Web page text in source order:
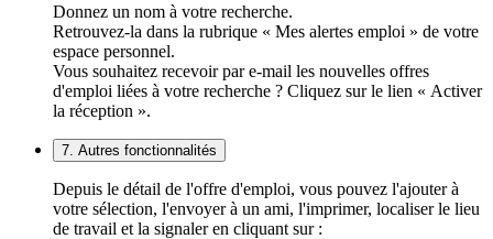
Donnez un nom à votre recherche.
Retrouvez-la dans la rubrique « Mes alertes emploi » de votre
espace personnel.
Vous souhaitez recevoir par e-mail les nouvelles offres
d'emploi liées à votre recherche ? Cliquez sur le lien « Activer
la réception ».
7. Autres fonctionnalités
Depuis le détail de l'offre d'emploi, vous pouvez l'ajouter à
votre sélection, l'envoyer à un ami, l'imprimer, localiser le lieu
de travail et la signaler en cliquant sur :